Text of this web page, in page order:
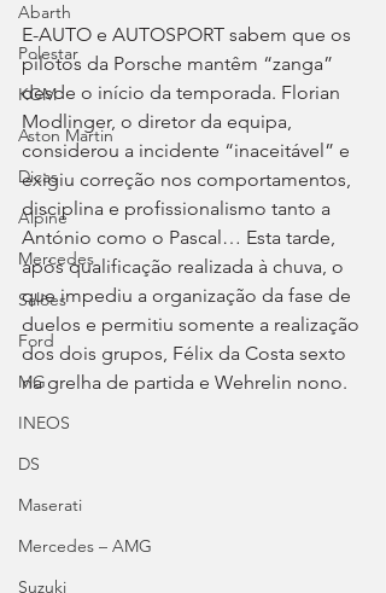
Abarth
Polestar
KGM
Aston Martin
Dicas
Alpine
Mercedes
Salões
Ford
MG
INEOS
DS
Maserati
Mercedes – AMG
Suzuki
E-AUTO e AUTOSPORT sabem que os
pilotos da Porsche mantêm “zanga”
desde o início da temporada. Florian
Modlinger, o diretor da equipa,
considerou a incidente “inaceitável” e
exigiu correção nos comportamentos,
disciplina e profissionalismo tanto a
António como o Pascal… Esta tarde,
após qualificação realizada à chuva, o
que impediu a organização da fase de
duelos e permitiu somente a realização
dos dois grupos, Félix da Costa sexto
na grelha de partida e Wehrelin nono.